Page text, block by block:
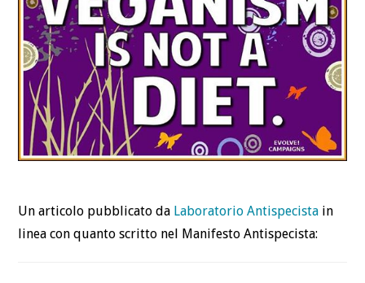
CONTATTI
Un articolo pubblicato da Laboratorio Antispecista in
linea con quanto scritto nel Manifesto Antispecista: